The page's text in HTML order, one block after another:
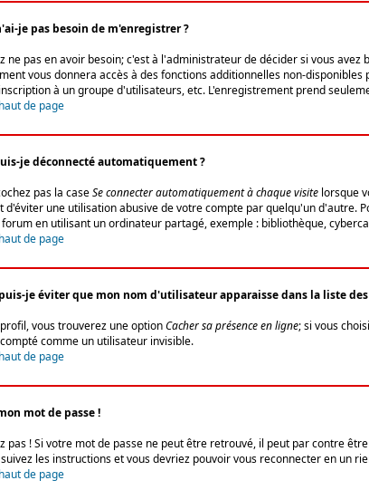
je pas besoin de m'enregistrer ?
ne pas en avoir besoin; c'est à l'administrateur de décider si vous
vous donnera accès à des fonctions additionnelles non-
à un groupe d'utilisateurs, etc. L'enregistrement prend
de page
je déconnecté automatiquement ?
pas la caseSe connecter automatiquement à chaque visite lorsque
d'éviter une utilisation abusive de votre compte par quelqu'un d'autre.
en utilisant un ordinateur partagé, exemple : bibliothèque,
de page
je éviter que mon nom d'utilisateur apparaisse dans la liste
vous trouverez une optionCacher sa présence en ligne; si vous
comme un utilisateur invisible.
de page
mot de passe !
pas ! Si votre mot de passe ne peut être retrouvé, il peut par contre
suivez les instructions et vous devriez pouvoir vous reconnecter en un
de page